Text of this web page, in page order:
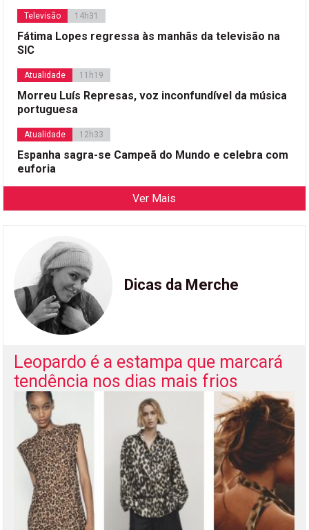
Televisão 14h31
Fátima Lopes regressa às manhãs da televisão na
SIC
Atualidade 11h19
Morreu Luís Represas, voz inconfundível da música
portuguesa
Atualidade 12h33
Espanha sagra-se Campeã do Mundo e celebra com
euforia
Ver Mais
Dicas da Merche
Leopardo é a estampa que marcará
tendência nos dias mais frios